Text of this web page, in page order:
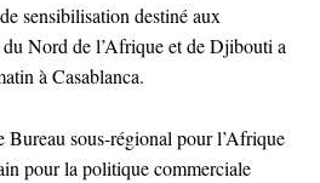
sensibilisation destiné aux
du Nord de l’Afrique et de Djibouti a
à Casablanca.
Bureau sous-régional pour l’Afrique
pour la politique commerciale